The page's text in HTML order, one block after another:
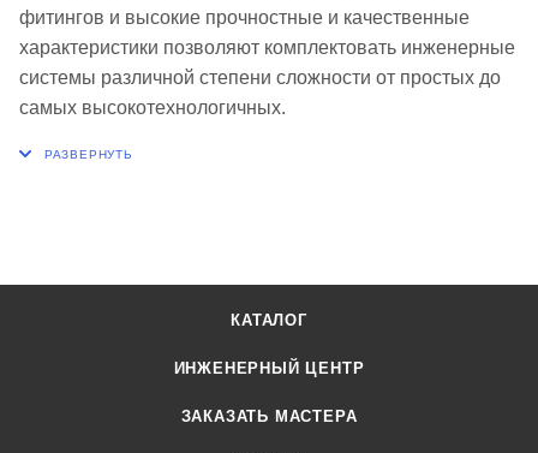
фитингов и высокие прочностные и качественные
характеристики позволяют комплектовать инженерные
системы различной степени сложности от простых до
самых высокотехнологичных.
КАТАЛОГ
ИНЖЕНЕРНЫЙ ЦЕНТР
ЗАКАЗАТЬ МАСТЕРА